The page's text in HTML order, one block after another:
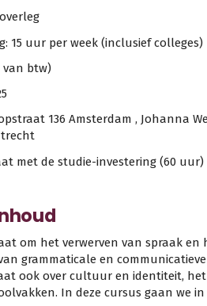
15 uur per week (inclusief colleges)
van btw)
136 Amsterdam , Johanna
met de studie-investering (60 uur)
om het verwerven van spraak en
grammaticale en
ook over cultuur en identiteit,
In deze cursus gaan we